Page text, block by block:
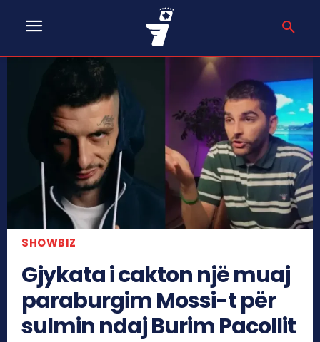
SHOWBIZ
Gjykata i cakton një muaj
paraburgim Mossi-t për
sulmin ndaj Burim Pacollit